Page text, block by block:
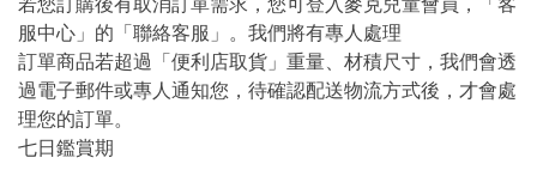
若您訂購後有取消訂單需求，您可登入麥克兒童會員，「客
服中心」的「聯絡客服」。我們將有專人處理
訂單商品若超過「便利店取貨」重量、材積尺寸，我們會透
過電子郵件或專人通知您，待確認配送物流方式後，才會處
理您的訂單。
七日鑑賞期